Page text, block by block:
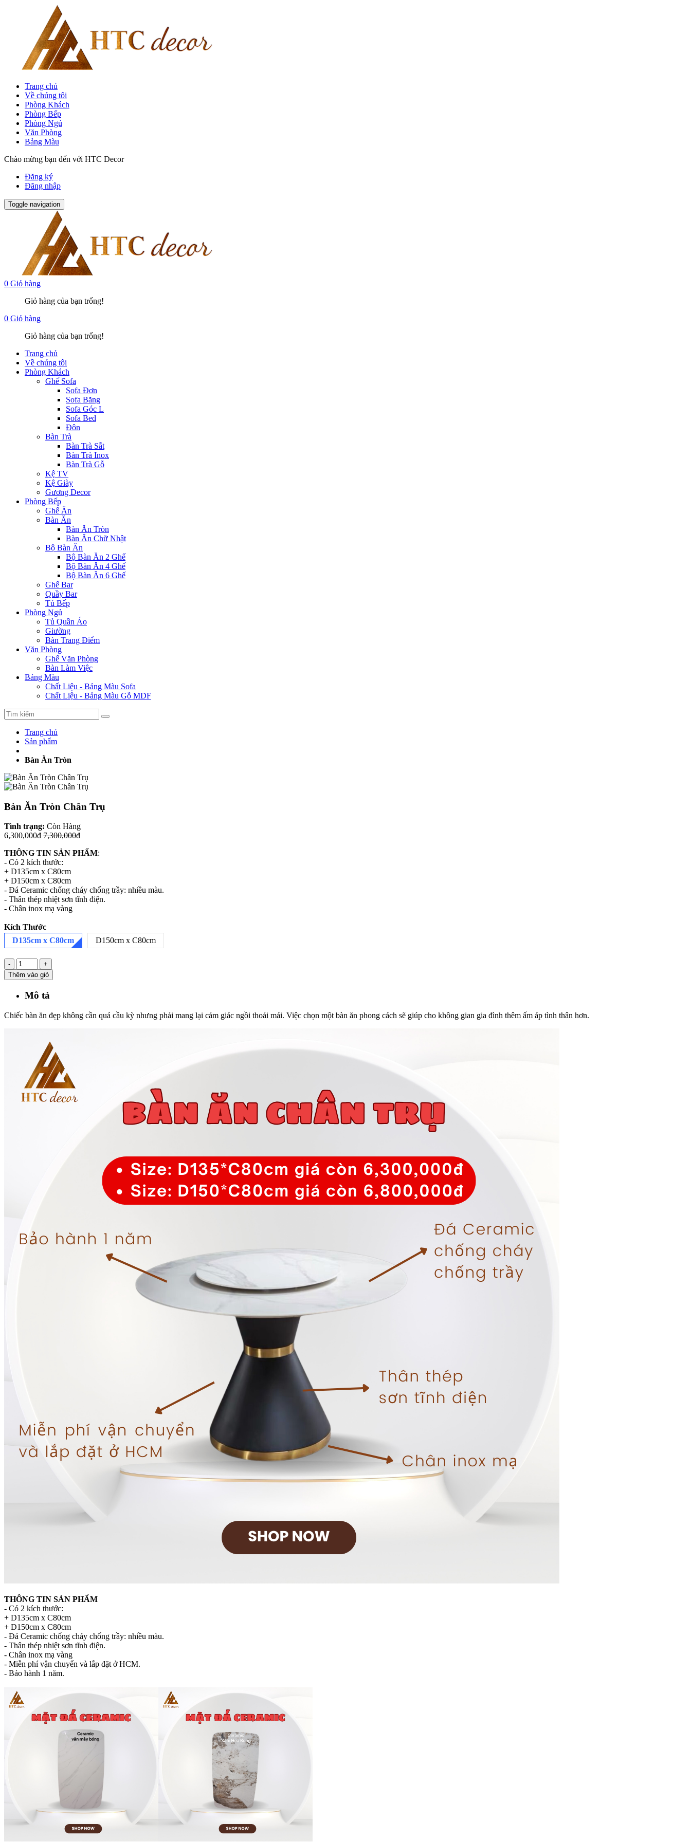
Trang chủ
Về chúng tôi
Phòng Khách
Phòng Bếp
Phòng Ngủ
Văn Phòng
Bảng Màu
Chào mừng bạn đến với HTC Decor
Đăng ký
Đăng nhập
Toggle navigation
0 Giỏ hàng
Giỏ hàng của bạn trống!
0 Giỏ hàng
Giỏ hàng của bạn trống!
Trang chủ
Về chúng tôi
Phòng Khách
Ghế Sofa
Sofa Đơn
Sofa Băng
Sofa Góc L
Sofa Bed
Đôn
Bàn Trà
Bàn Trà Sắt
Bàn Trà Inox
Bàn Trà Gỗ
Kệ TV
Kệ Giày
Gương Decor
Phòng Bếp
Ghế Ăn
Bàn Ăn
Bàn Ăn Tròn
Bàn Ăn Chữ Nhật
Bộ Bàn Ăn
Bộ Bàn Ăn 2 Ghế
Bộ Bàn Ăn 4 Ghế
Bộ Bàn Ăn 6 Ghế
Ghế Bar
Quầy Bar
Tủ Bếp
Phòng Ngủ
Tủ Quần Áo
Giường
Bàn Trang Điểm
Văn Phòng
Ghế Văn Phòng
Bàn Làm Việc
Bảng Màu
Chất Liệu - Bảng Màu Sofa
Chất Liệu - Bảng Màu Gỗ MDF
Trang chủ
Sản phẩm
Bàn Ăn Tròn
Bàn Ăn Tròn Chân Trụ
Tình trạng: Còn Hàng
6,300,000đ 7,300,000đ
THÔNG TIN SẢN PHẨM:
- Có 2 kích thước:
+ D135cm x C80cm
+ D150cm x C80cm
- Đá Ceramic chống cháy chống trầy: nhiều màu.
- Thân thép nhiệt sơn tĩnh điện.
- Chân inox mạ vàng
Kích Thước
D135cm x C80cm
D150cm x C80cm
-
+
Thêm vào giỏ
Mô tả
Chiếc bàn ăn đẹp không cần quá cầu kỳ nhưng phải mang lại cảm giác ngồi thoải mái. Việc chọn một bàn ăn phong cách sẽ giúp cho không gian gia đình thêm ấm áp tình thân hơn.
THÔNG TIN SẢN PHẨM
- Có 2 kích thước:
+ D135cm x C80cm
+ D150cm x C80cm
- Đá Ceramic chống cháy chống trầy: nhiều màu.
- Thân thép nhiệt sơn tĩnh điện.
- Chân inox mạ vàng
- Miễn phí vận chuyển và lắp đặt ở HCM.
- Bảo hành 1 năm.